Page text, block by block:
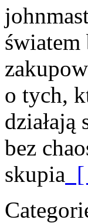
światem
o tych,
bez
skupia